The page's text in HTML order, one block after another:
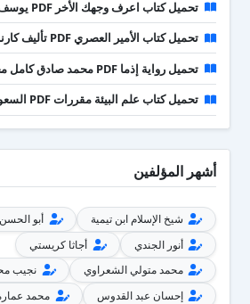
تحميل كتاب اعرف وجهك الأخر PDF يوسف الحسني
تحميل كتاب الأمير العصري PDF تأليف كارنز لورد كامل مجانا
تحميل رواية إذما PDF محمد صادق كامل مجانا
تحميل كتاب علم البيئة مقررات PDF السعودية 1443
أشهر المؤلفين
شيخ الإسلام ابن تيمية
أبو
أنور الجندي
أجاثا كريستي
محمد متولي الشعراوي
نجيب
إحسان عبد القدوس
محمد